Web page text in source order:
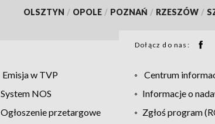
OLSZTYN / OPOLE / POZNAŃ / RZESZÓW /
Dołącz do nas:
Emisja w TVP Centrum
System NOS Informacje o
Ogłoszenie przetargowe Zgłoś program